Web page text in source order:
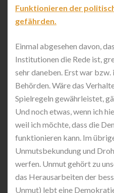
Funktionieren der
gefährden.
Einmal abgesehen davon,
Institutionen die Rede ist,
sehr daneben. Erst war
Behörden. Wäre das
Spielregeln gewährleistet,
Und noch etwas, wenn ich
weil ich möchte, dass die
funktionieren kann. Im
Unmutsbekundung und
werfen. Unmut gehört zu
das Herausarbeiten der
Unmut) lebt eine